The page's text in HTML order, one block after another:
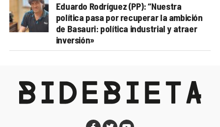
Eduardo Rodríguez (PP): “Nuestra
política pasa por recuperar la ambición
de Basauri: política industrial y atraer
inversión»